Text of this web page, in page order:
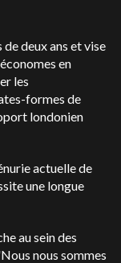
deux ans et vise
en
les
formes de
londonien
actuelle de
une longue
au sein des
nous sommes